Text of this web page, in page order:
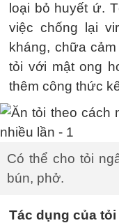
loại bỏ huyết ứ.
việc chống lại
kháng, chữa
tỏi với mật ong
thêm công thức
Có thể cho tỏi
bún, phở.
Tác dụng của